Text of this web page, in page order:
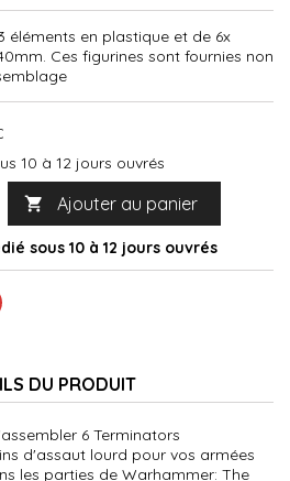
éléments en plastique et de 6x
Ces figurines sont fournies non
10 à 12 jours ouvrés
 Ajouter au panier
sous 10 à 12 jours ouvrés
DU PRODUIT
6 Terminators
d'assaut lourd pour vos armées
les parties de Warhammer: The